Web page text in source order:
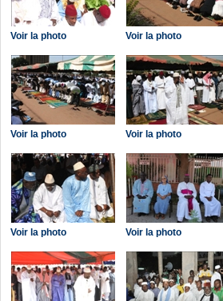
Voir la photo Voir la photo
Voir la photo Voir la photo
Voir la photo Voir la photo